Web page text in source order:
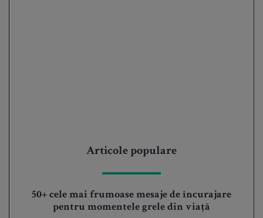
Articole populare
50+ cele mai frumoase mesaje de încurajare
pentru momentele grele din viață